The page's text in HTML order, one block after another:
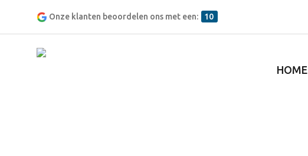
Onze klanten beoordelen ons met een: 10
HOME